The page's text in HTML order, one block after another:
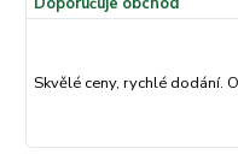
Skvělé ceny, rychlé dodání.